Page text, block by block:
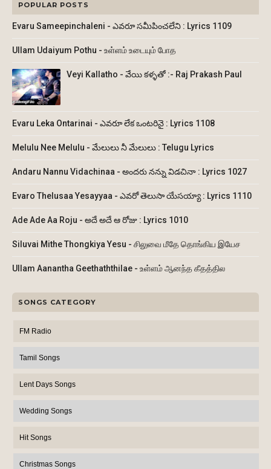
POPULAR POSTS
Evaru Sameepinchaleni - ఎవరూ సమీపించలేని : Lyrics 1109
Ullam Udaiyum Pothu - உள்ளம் உடையும் போத
Veyi Kallatho - వేయి కళ్ళతో :- Raj Prakash Paul
Evaru Leka Ontarinai - ఎవరూ లేక ఒంటరినై : Lyrics 1108
Melulu Nee Melulu - మేలులు నీ మేలులు : Telugu Lyrics
Andaru Nannu Vidachinaa - అందరు నన్ను విడచినా : Lyrics 1027
Evaro Thelusaa Yesayyaa - ఎవరో తెలుసా యేసయ్యా : Lyrics 1110
Ade Ade Aa Roju - అదే అదే ఆ రోజు : Lyrics 1010
Siluvai Mithe Thongkiya Yesu - சிலுவை மீதே தொங்கிய இயேச
Ullam Aanantha Geethaththilae - உள்ளம் ஆனந்த கீதத்தில
SONGS CATEGORY
FM Radio
Tamil Songs
Lent Days Songs
Wedding Songs
Hit Songs
Christmas Songs